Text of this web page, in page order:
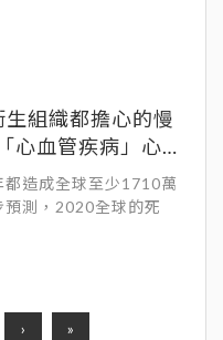
開始快速增加，40~64
所有比例約7成2。
組織都擔心的慢
心血管疾病」心肌
都造成全球至少1710萬
預測，2020全球的死
就是心血管疾病。
› »